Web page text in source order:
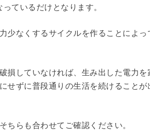
ているだけとなります。
少なくするサイクルを作ることによっ
損していなければ、生み出した電力を
せずに普段通りの生活を続けることが
ちらも合わせてご確認ください。